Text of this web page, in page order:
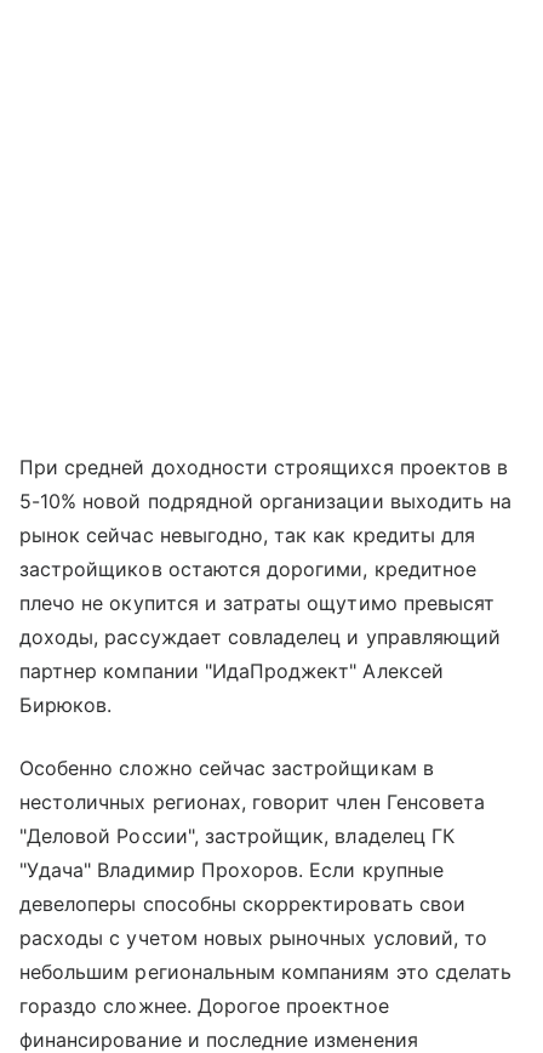
При средней доходности строящихся проектов в
5-10% новой подрядной организации выходить на
рынок сейчас невыгодно, так как кредиты для
застройщиков остаются дорогими, кредитное
плечо не окупится и затраты ощутимо превысят
доходы, рассуждает совладелец и управляющий
партнер компании "ИдаПроджект" Алексей
Бирюков.
Особенно сложно сейчас застройщикам в
нестоличных регионах, говорит член Генсовета
"Деловой России", застройщик, владелец ГК
"Удача" Владимир Прохоров. Если крупные
девелоперы способны скорректировать свои
расходы с учетом новых рыночных условий, то
небольшим региональным компаниям это сделать
гораздо сложнее. Дорогое проектное
финансирование и последние изменения